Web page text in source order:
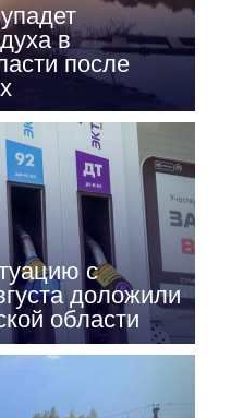
в
после
с
доложили
области